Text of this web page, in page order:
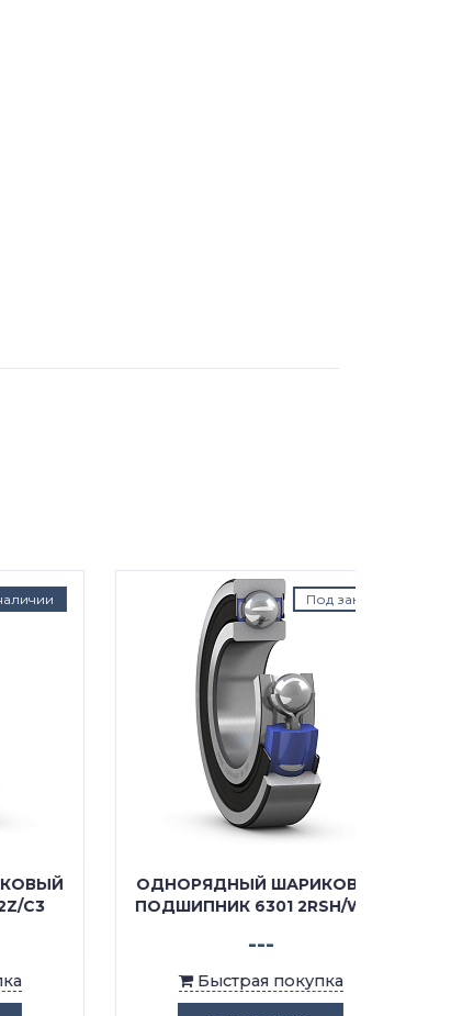
Под заказ
ОДНОРЯДНЫЙ ШАРИКОВЫЙ
ПОДШИПНИК 6301 2RSH/W64
Быстрая покупка